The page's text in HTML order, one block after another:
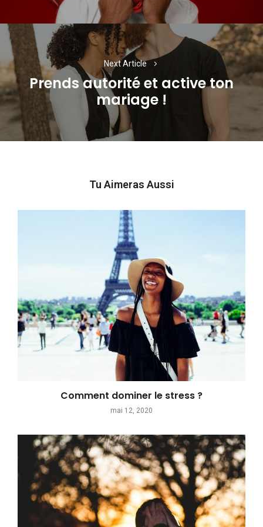
Next Article
Next
post:
Prends autorité et active ton
mariage !
Tu Aimeras Aussi
Comment dominer le stress ?
mai 12, 2020